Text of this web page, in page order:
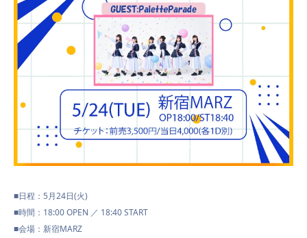
CONTACT
■日程：5月24日(火)
■時間：18:00 OPEN ／ 18:40 START
■会場：新宿MARZ